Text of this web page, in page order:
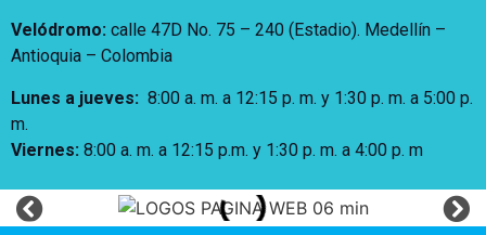
Velódromo: calle 47D No. 75 – 240 (Estadio). Medellín –
Antioquia – Colombia
Lunes a jueves: 8:00 a. m. a 12:15 p. m. y 1:30 p. m. a 5:00 p.
m.
Viernes: 8:00 a. m. a 12:15 p.m. y 1:30 p. m. a 4:00 p. m